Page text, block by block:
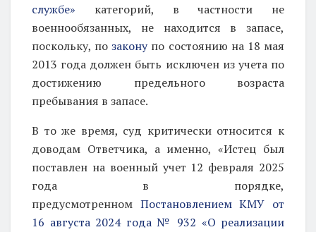
службе» категорий, в частности не
военнообязанных, не находится в запасе,
поскольку, позаконупо состоянию на 18 мая
2013 года должен быть исключен из учета по
достижению предельного возраста
пребывания в запасе.
В то же время, суд критически относится к
доводам Ответчика, а именно, «Истец был
поставлен на военный учет 12 февраля 2025
года в порядке,
предусмотренном Постановлением КМУ от
16 августа 2024 года № 932 «О реализации